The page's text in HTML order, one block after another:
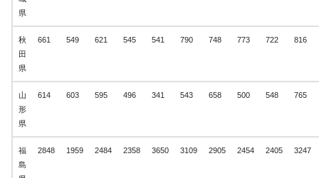
県
秋
田
県
661 549 621 545 541 790 748 773 722 816
山
形
県
614 603 595 496 341 543 658 500 548 765
福
島
2848 1959 2484 2358 3650 3109 2905 2454 2405 3247